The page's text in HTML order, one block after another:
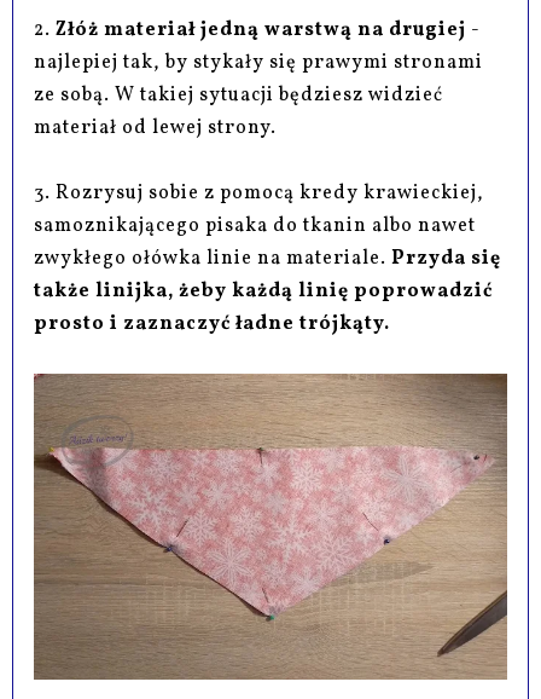
2.Złóż materiał jedną warstwą na drugiej -
najlepiej tak, by stykały się prawymi stronami
ze sobą. W takiej sytuacji będziesz widzieć
materiał od lewej strony.
3. Rozrysuj sobie z pomocą kredy krawieckiej,
samoznikającego pisaka do tkanin albo nawet
zwykłego ołówka linie na materiale.Przyda się
także linijka, żeby każdą linię poprowadzić
prosto i zaznaczyć ładne trójkąty.